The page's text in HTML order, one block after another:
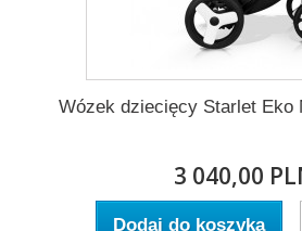
Wózek dziecięcy Starlet Eko
3 040,00
Dodaj do koszyka